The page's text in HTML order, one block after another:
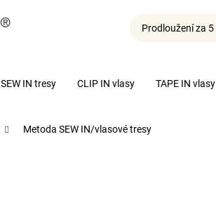
SEW IN tresy CLIP IN vlasy TAPE IN vlasy
Prodloužení za
Metoda SEW IN/vlasové tresy
Co